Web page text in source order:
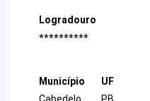
Logradouro
**********
Município
UF